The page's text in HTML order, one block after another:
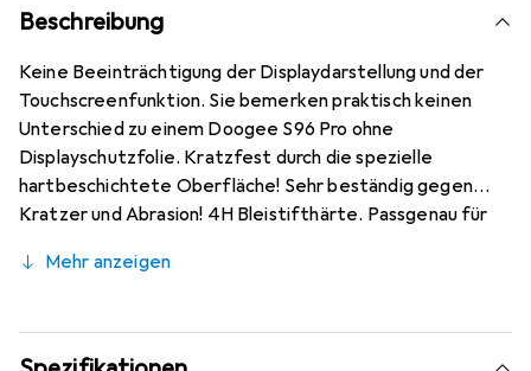
Beschreibung
Keine Beeinträchtigung der Displaydarstellung und der
Touchscreenfunktion. Sie bemerken praktisch keinen
Unterschied zu einem Doogee S96 Pro ohne
Displayschutzfolie. Kratzfest durch die spezielle
hartbeschichtete Oberfläche! Sehr beständig gegen
Kratzer und Abrasion! 4H Bleistifthärte. Passgenau für
gewährleistet durch den Einsatz mit modernsten
Randhaftung, sehr gute Formstabilität. Kinderleichte
Montage! Keine Blasenbildung bei staubfreiem Display
Mehr anzeigen